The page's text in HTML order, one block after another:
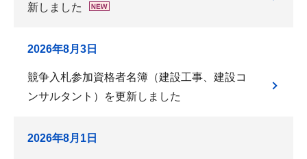
新しました
2026年8月3日
競争入札参加資格者名簿（建設工事、建設コ
ンサルタント）を更新しました
2026年8月1日